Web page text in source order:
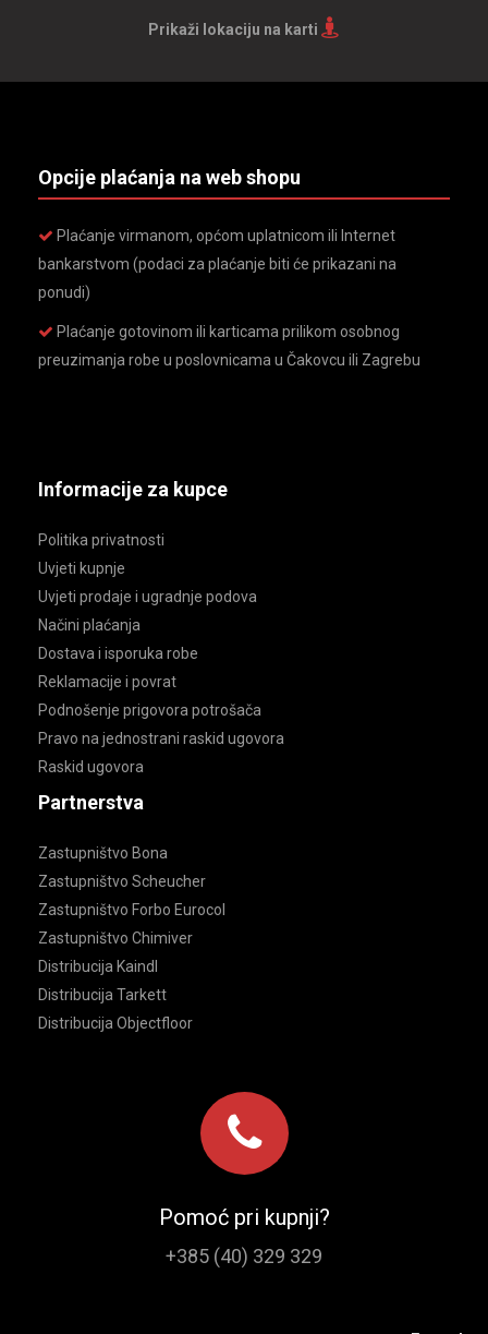
Prikaži lokaciju na karti
Opcije plaćanja na web shopu
Plaćanje virmanom, općom uplatnicom ili Internet
bankarstvom (podaci za plaćanje biti će prikazani na
ponudi)
Plaćanje gotovinom ili karticama prilikom osobnog
preuzimanja robe u poslovnicama u Čakovcu ili Zagrebu
Informacije za kupce
Politika privatnosti
Uvjeti kupnje
Uvjeti prodaje i ugradnje podova
Načini plaćanja
Dostava i isporuka robe
Reklamacije i povrat
Podnošenje prigovora potrošača
Pravo na jednostrani raskid ugovora
Raskid ugovora
Partnerstva
Zastupništvo Bona
Zastupništvo Scheucher
Zastupništvo Forbo Eurocol
Zastupništvo Chimiver
Distribucija Kaindl
Distribucija Tarkett
Distribucija Objectfloor
Pomoć pri kupnji?
+385 (40) 329 329